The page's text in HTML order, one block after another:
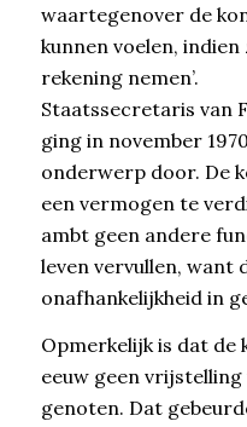
waartegenover de
kunnen voelen,
rekening nemen’.
Staatssecretaris van
ging in november
onderwerp door. De
een vermogen te
ambt geen andere
leven vervullen, want
onafhankelijkheid in
Opmerkelijk is dat de
eeuw geen
genoten. Dat